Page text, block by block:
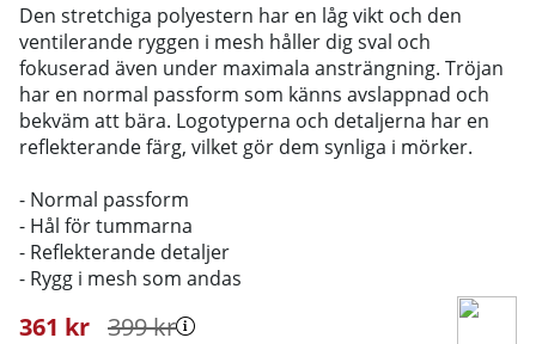
Den stretchiga polyestern har en låg vikt och den
ventilerande ryggen i mesh håller dig sval och
fokuserad även under maximala ansträngning. Tröjan
har en normal passform som känns avslappnad och
bekväm att bära. Logotyperna och detaljerna har en
reflekterande färg, vilket gör dem synliga i mörker.
- Normal passform
- Hål för tummarna
- Reflekterande detaljer
- Rygg i mesh som andas
399kr
361 kr